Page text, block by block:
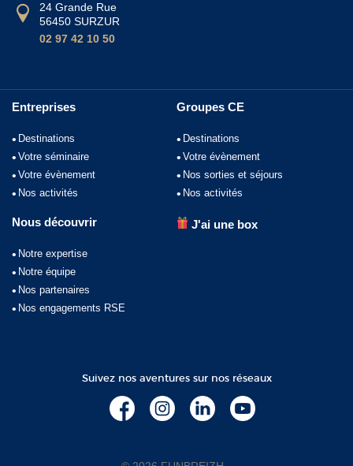
24 Grande Rue
56450 SURZUR
02 97 42 10 50
Entreprises
Destinations
Votre séminaire
Votre évènement
Nos activités
Groupes CE
Destinations
Votre évènement
Nos sorties et séjours
Nos activités
Nous découvrir
Notre expertise
Notre équipe
Nos partenaires
Nos engagements RSE
J'ai une box
Suivez nos aventures sur nos réseaux